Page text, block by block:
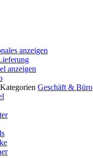
anzeigen
anzeigen
Geschäft & Büro